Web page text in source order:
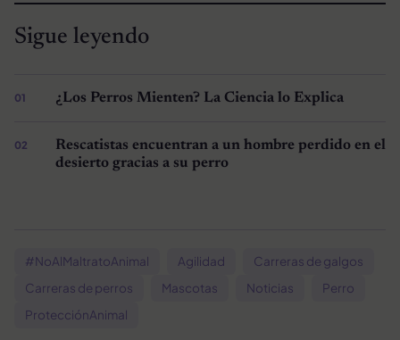
Sigue leyendo
¿Los Perros Mienten? La Ciencia lo Explica
Rescatistas encuentran a un hombre perdido en el
desierto gracias a su perro
#NoAlMaltratoAnimal Agilidad
Carreras de galgos
Carreras de perros
Mascotas Noticias
Perro
ProtecciónAnimal